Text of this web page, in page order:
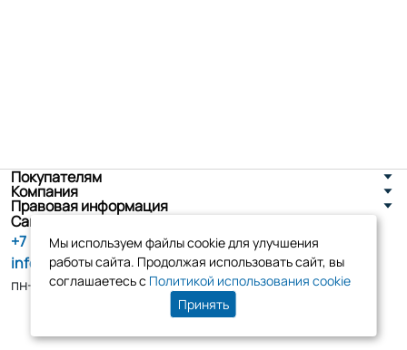
Покупателям
Компания
Правовая информация
Санкт-Петербург, ул. Новоселов д. 8
+7 (800) 555-86-90
info@tk-elko.ru
пн-пт, 10:00 - 18:00
Мы используем файлы cookie для улучшения
работы сайта. Продолжая использовать сайт, вы
соглашаетесь с Политикой использования cookie
Принять